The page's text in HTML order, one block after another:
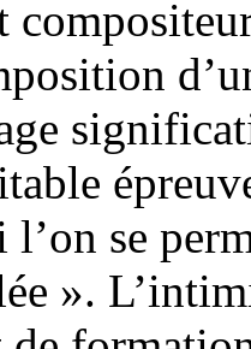
l’on se
».